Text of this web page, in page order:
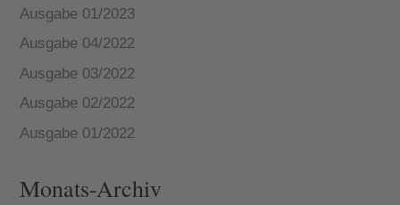
Ausgabe 01/2023
Ausgabe 04/2022
Ausgabe 03/2022
Ausgabe 02/2022
Ausgabe 01/2022
Monats-Archiv